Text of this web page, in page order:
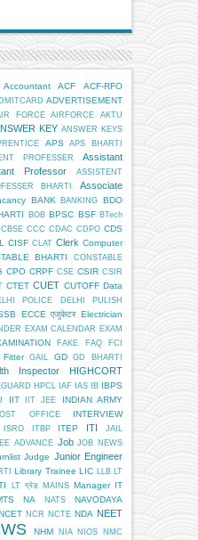
Accountant ACF
ACF-RFO
ADVERTISEMENT
FORCE AIRFORCE
AKTU
KEY ANSWER KEYS
APS APS BHARTI
PROFESSER
Assistant
Professor
ASSISTENT
BHARTI
Associate
BANK BANKING BDO
BOB BPSC BSF BTech
CBSE CCC CDAC CDPO CDS
CISF CLAT Clerk Computer
BHARTI
CONSTABLE
CPO CRPF CSE CSIR CSIR
CTET CUET CUTOFF Data
POLICE DELHI PULISH
ECCE एजुकेटर Electrician
EXAM CALENDAR EXAM
FAKE FAQ
FCI
Fitter GAIL GD GD BHARTI
Inspector HIGHCORT
HPCL IAF IAS IB IBPS
IIT IIT JEE INDIAN ARMY
OFFICE INTERVIEW
ISRO ITBP ITEP ITI
JAIL
ADVANCE Job JOB NEWS
Judge Junior Engineer
Library Trainee LIC LLB LT
LT ग्रेड MAINS Manager IT
NA NATS
NAVODAYA
NCR NCTE NDA NEET
NHM NIA NIOS
NMC